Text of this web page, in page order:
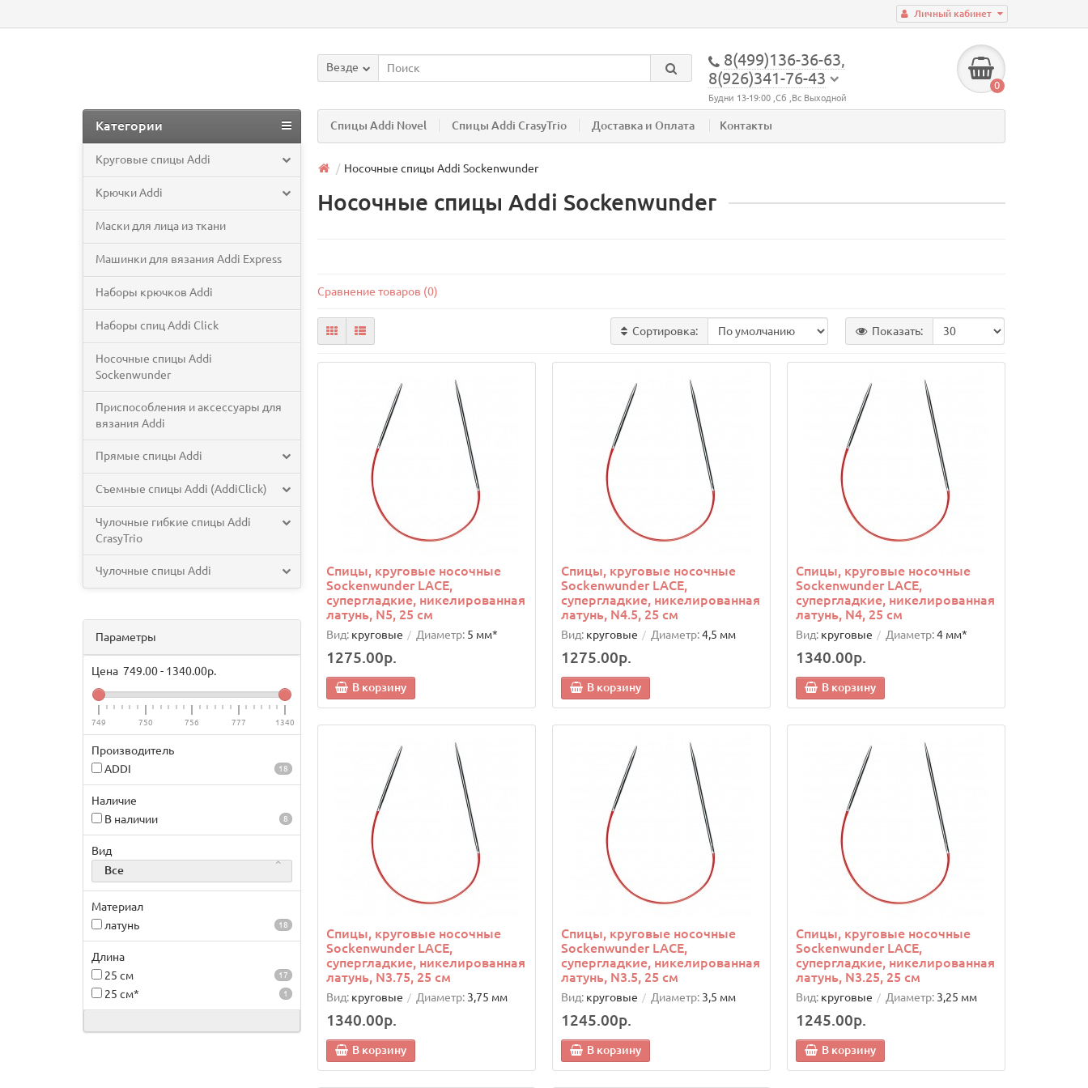
Личный кабинет
8(499)136-36-63,
8(926)341-76-43
Будни 13-19:00 ,Сб ,Вс Выходной
0
Везде
Спицы Addi Novel Спицы Addi CrasyTrio Доставка и Оплата Контакты
Категории
Круговые спицы Addi
Крючки Addi
Маски для лица из ткани
Машинки для вязания Addi Express
Наборы крючков Addi
Наборы спиц Addi Click
Носочные спицы Addi
Sockenwunder
Приспособления и аксессуары для
вязания Addi
Прямые спицы Addi
Съемные спицы Addi (AddiClick)
Чулочные гибкие спицы Addi
CrasyTrio
Чулочные спицы Addi
Носочные спицы Addi Sockenwunder
Параметры
Цена 749.00- 1340.00р.
749 750 756 777 1340
Производитель
ADDI
18
Наличие
В наличии
8
Вид
Все
Материал
латунь
18
Длина
25 см
17
25 см* 1
Носочные спицы Addi Sockenwunder
Сравнение товаров (0)
Сортировка: Показать:
Спицы, круговые носочные
Sockenwunder LACE,
супергладкие, никелированная
латунь, N5, 25 см
Вид: круговые Диаметр: 5 мм*
1275.00р.
В корзину
Спицы, круговые носочные
Sockenwunder LACE,
супергладкие, никелированная
латунь, N4.5, 25 см
Вид: круговые Диаметр:4,5 мм
1275.00р.
В корзину
Спицы, круговые носочные
Sockenwunder LACE,
супергладкие, никелированная
латунь, N4, 25 см
Вид: круговые Диаметр:4 мм*
1340.00р.
В корзину
Спицы, круговые носочные
Sockenwunder LACE,
супергладкие, никелированная
латунь, N3.75, 25 см
Вид: круговые Диаметр: 3,75 мм
1340.00р.
В корзину
Спицы, круговые носочные
Sockenwunder LACE,
супергладкие, никелированная
латунь, N3.5, 25 см
Вид: круговые Диаметр: 3,5 мм
1245.00р.
В корзину
Спицы, круговые носочные
Sockenwunder LACE,
супергладкие, никелированная
латунь, N3.25, 25 см
Вид: круговые Диаметр: 3,25 мм
1245.00р.
В корзину